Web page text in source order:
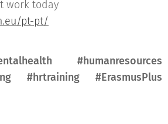
today 💙🧠
pt-pt/
#humanresources
#hrtraining #ErasmusPlus